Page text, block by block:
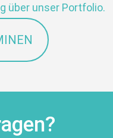
über unser Portfolio.